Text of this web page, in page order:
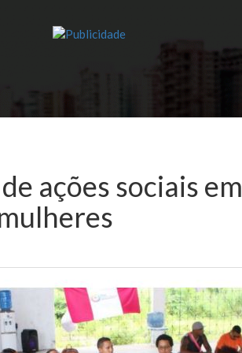
ações sociais em